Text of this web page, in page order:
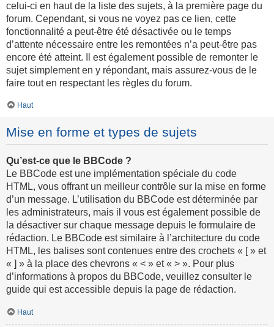
celui-ci en haut de la liste des sujets, à la première page du
forum. Cependant, si vous ne voyez pas ce lien, cette
fonctionnalité a peut-être été désactivée ou le temps
d’attente nécessaire entre les remontées n’a peut-être pas
encore été atteint. Il est également possible de remonter le
sujet simplement en y répondant, mais assurez-vous de le
faire tout en respectant les règles du forum.
Haut
Mise en forme et types de sujets
Qu’est-ce que le BBCode ?
Le BBCode est une implémentation spéciale du code
HTML, vous offrant un meilleur contrôle sur la mise en forme
d’un message. L’utilisation du BBCode est déterminée par
les administrateurs, mais il vous est également possible de
la désactiver sur chaque message depuis le formulaire de
rédaction. Le BBCode est similaire à l’architecture du code
HTML, les balises sont contenues entre des crochets « [ » et
« ] » à la place des chevrons « < » et « > ». Pour plus
d’informations à propos du BBCode, veuillez consulter le
guide qui est accessible depuis la page de rédaction.
Haut